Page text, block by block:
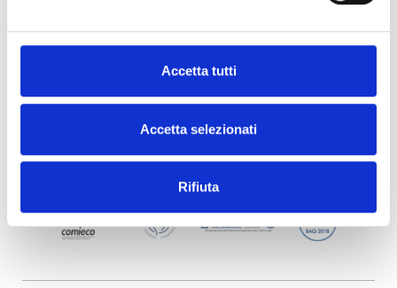
Accetta tutti
Accetta selezionati
Rifiuta